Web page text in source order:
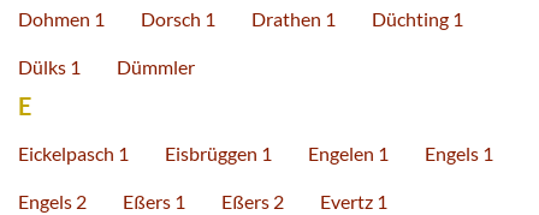
Dohmen 1 Dorsch 1 Drathen 1 Düchting 1
Dülks 1 Dümmler
E
Eickelpasch 1 Eisbrüggen 1 Engelen 1 Engels 1
Engels 2 Eßers 1 Eßers 2 Evertz 1